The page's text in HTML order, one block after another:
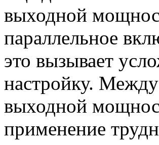
выходной
параллельное
это вызывает
настройку.
выходной
применение